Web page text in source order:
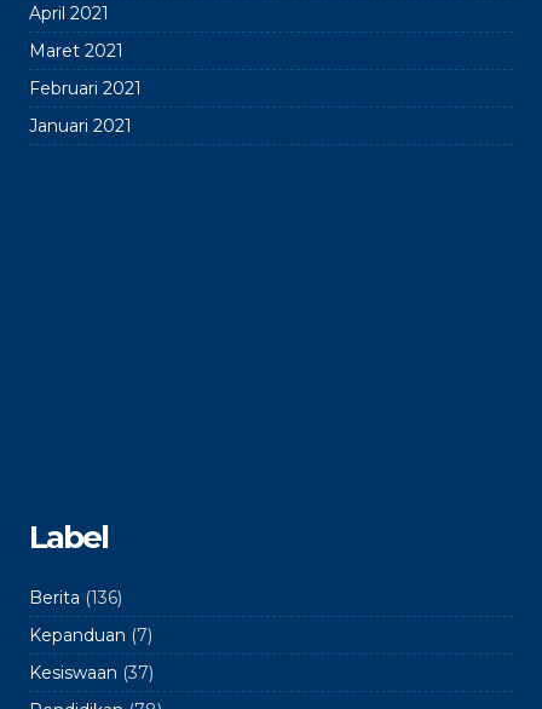
April 2021
Maret 2021
Februari 2021
Januari 2021
Label
Berita (136)
Kepanduan (7)
Kesiswaan (37)